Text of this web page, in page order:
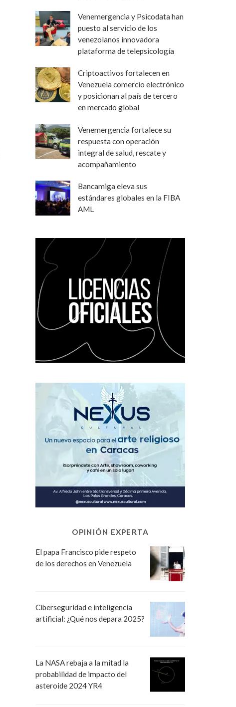
Venemergencia y Psicodata han
puesto al servicio de los
venezolanos innovadora
plataforma de telepsicología
Criptoactivos fortalecen en
Venezuela comercio electrónico
y posicionan al país de tercero
en mercado global
Venemergencia fortalece su
respuesta con operación
integral de salud, rescate y
acompañamiento
Bancamiga eleva sus
estándares globales en la FIBA
AML
OPINIÓN EXPERTA
El papa Francisco pide respeto
de los derechos en Venezuela
Ciberseguridad e inteligencia
artificial: ¿Qué nos depara 2025?
La NASA rebaja a la mitad la
probabilidad de impacto del
asteroide 2024 YR4